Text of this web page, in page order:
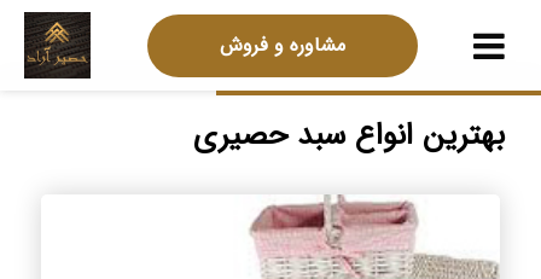
مشاوره و فروش
بهترین انواع سبد حصیری